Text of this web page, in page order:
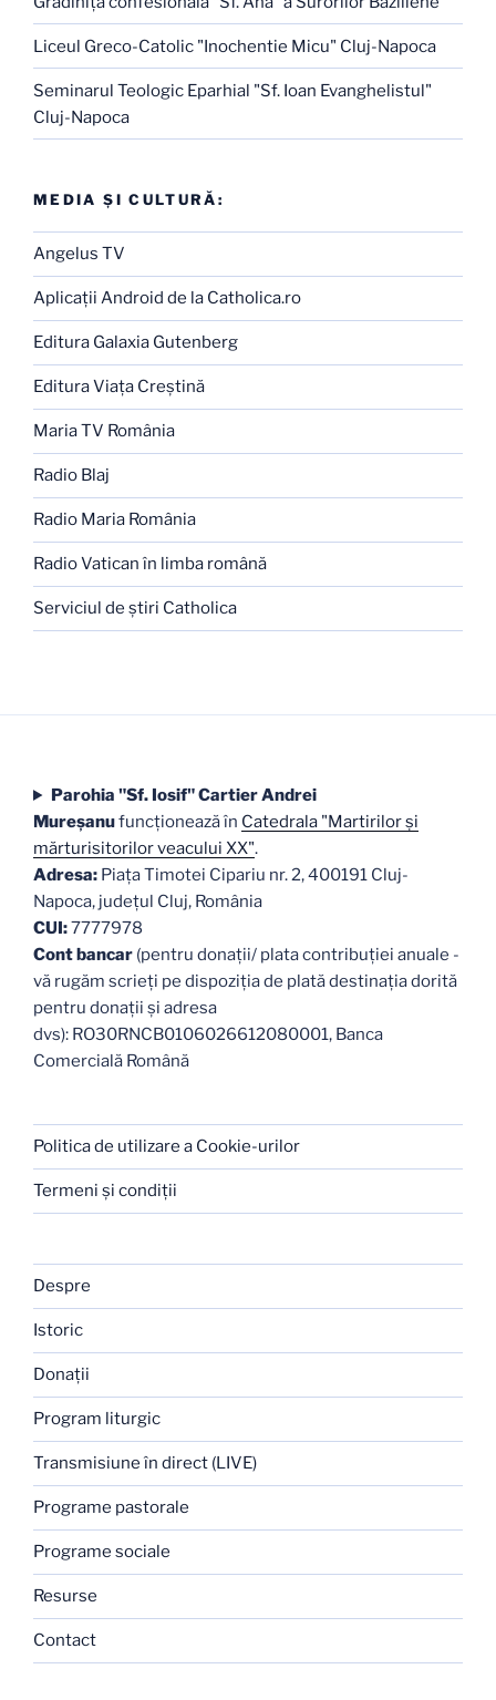
Liceul Greco-Catolic "Inochentie Micu" Cluj-Napoca
Seminarul Teologic Eparhial "Sf. Ioan Evanghelistul"
Cluj-Napoca
MEDIA ŞI CULTURĂ:
Angelus TV
Aplicaţii Android de la Catholica.ro
Editura Galaxia Gutenberg
Editura Viaţa Creştină
Maria TV România
Radio Blaj
Radio Maria România
Radio Vatican în limba română
Serviciul de ştiri Catholica
Parohia "Sf. Iosif" Cartier Andrei
Mureşanufuncţionează în Catedrala "Martirilor şi
mărturisitorilor veacului XX".
Adresa: Piaţa Timotei Cipariu nr. 2, 400191 Cluj-
Napoca, judeţul Cluj, România
CUI:7777978
Cont bancar (pentru donații/ plata contribuției anuale -
vă rugăm scrieți pe dispoziția de plată destinația dorită
pentru donații și adresa
dvs): RO30RNCB0106026612080001, Banca
Comercială Română
Politica de utilizare a Cookie-urilor
Termeni şi condiţii
Despre
Istoric
Donaţii
Program liturgic
Transmisiune în direct (LIVE)
Programe pastorale
Programe sociale
Resurse
Contact